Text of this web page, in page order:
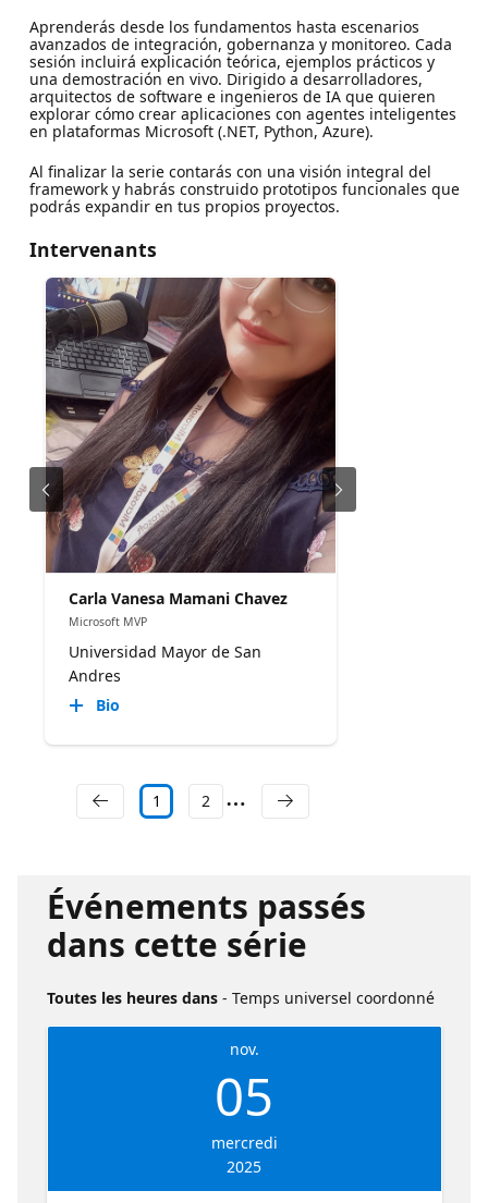
Aprenderás desde los fundamentos hasta escenarios
avanzados de integración, gobernanza y monitoreo. Cada
sesión incluirá explicación teórica, ejemplos prácticos y
una demostración en vivo. Dirigido a desarrolladores,
arquitectos de software e ingenieros de IA que quieren
explorar cómo crear aplicaciones con agentes inteligentes
en plataformas Microsoft (.NET, Python, Azure).
Al finalizar la serie contarás con una visión integral del
framework y habrás construido prototipos funcionales que
podrás expandir en tus propios proyectos.
Intervenants
Carla Vanesa Mamani Chavez
Microsoft MVP
Universidad Mayor de San
Andres
Bio
1 2
Événements passés
dans cette série
Toutes les heures dans - Temps universel coordonné
nov.
05
mercredi
2025